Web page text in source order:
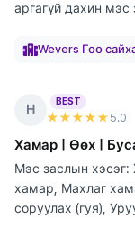
аргагүй дахин мэс
Wevers Гоо
Н
BEST
★★★★★ 5.0
Хамар | Өөх |
Мэс заслын
хамар, Махлаг